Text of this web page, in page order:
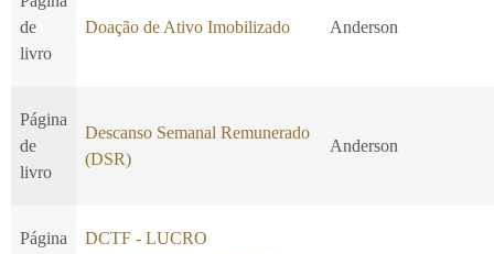
de
livro
Doação de Ativo Imobilizado Anderson
Página
de
livro
Descanso Semanal Remunerado
(DSR)
Anderson
Página
DCTF - LUCRO